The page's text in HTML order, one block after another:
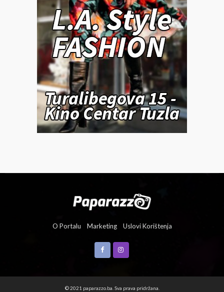
O Portalu Marketing Uslovi Korištenja
© 2021 paparazzo.ba. Sva prava pridržana.